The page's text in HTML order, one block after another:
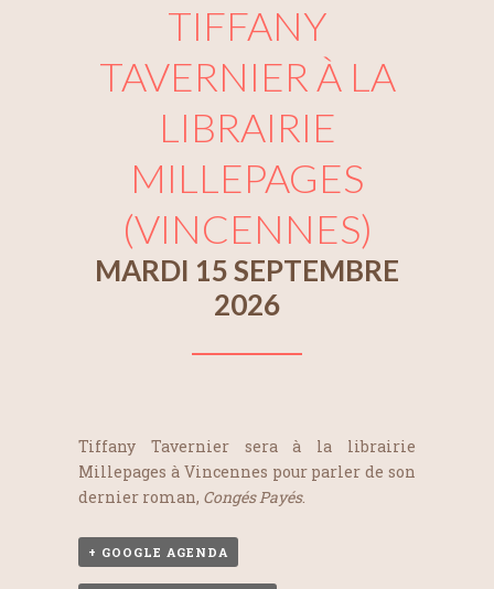
TIFFANY
TAVERNIER À LA
LIBRAIRIE
MILLEPAGES
(VINCENNES)
MARDI 15 SEPTEMBRE
2026
Tiffany Tavernier sera à la librairie
Millepages à Vincennes pour parler de son
dernier roman, Congés Payés.
+ GOOGLE AGENDA